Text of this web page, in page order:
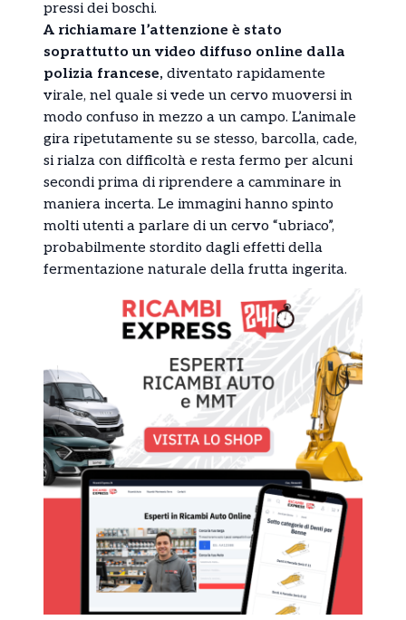
pressi dei boschi.
A richiamare l’attenzione è stato
soprattutto un video diffuso online dalla
polizia francese, diventato rapidamente
virale, nel quale si vede un cervo muoversi in
modo confuso in mezzo a un campo. L’animale
gira ripetutamente su se stesso, barcolla, cade,
si rialza con difficoltà e resta fermo per alcuni
secondi prima di riprendere a camminare in
maniera incerta. Le immagini hanno spinto
molti utenti a parlare di un cervo “ubriaco”,
probabilmente stordito dagli effetti della
fermentazione naturale della frutta ingerita.